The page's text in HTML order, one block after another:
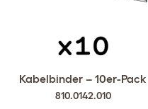
Kabelbinder – 10er-Pack
810.0142.010